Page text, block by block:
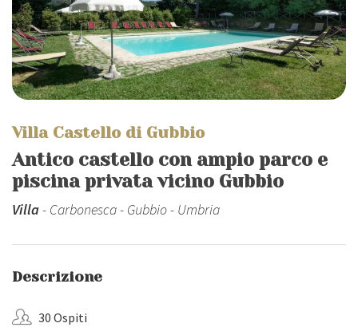
Villa Castello di Gubbio
Antico castello con ampio parco e
piscina privata vicino Gubbio
Villa- Carbonesca - Gubbio - Umbria
Descrizione
30 Ospiti